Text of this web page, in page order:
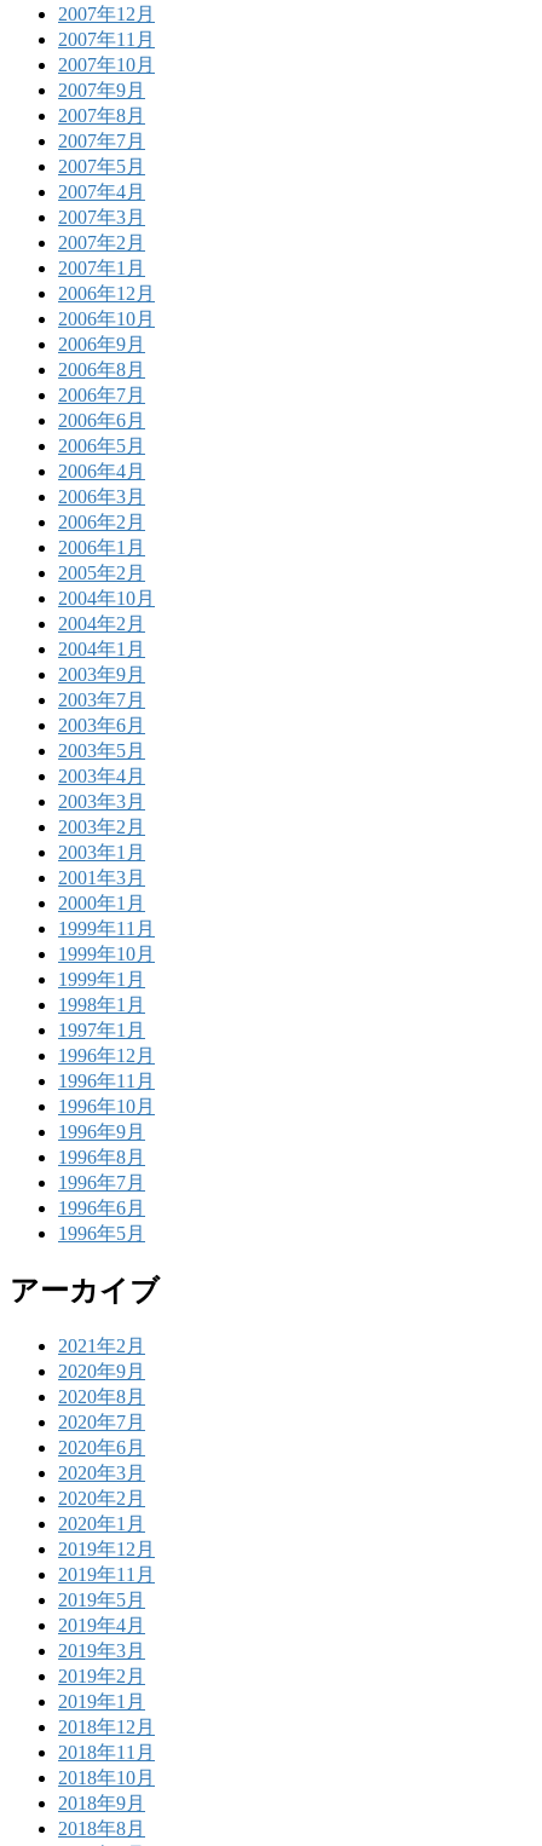
2007年12月
2007年11月
2007年10月
2007年9月
2007年8月
2007年7月
2007年5月
2007年4月
2007年3月
2007年2月
2007年1月
2006年12月
2006年10月
2006年9月
2006年8月
2006年7月
2006年6月
2006年5月
2006年4月
2006年3月
2006年2月
2006年1月
2005年2月
2004年10月
2004年2月
2004年1月
2003年9月
2003年7月
2003年6月
2003年5月
2003年4月
2003年3月
2003年2月
2003年1月
2001年3月
2000年1月
1999年11月
1999年10月
1999年1月
1998年1月
1997年1月
1996年12月
1996年11月
1996年10月
1996年9月
1996年8月
1996年7月
1996年6月
1996年5月
アーカイブ
2021年2月
2020年9月
2020年8月
2020年7月
2020年6月
2020年3月
2020年2月
2020年1月
2019年12月
2019年11月
2019年5月
2019年4月
2019年3月
2019年2月
2019年1月
2018年12月
2018年11月
2018年10月
2018年9月
2018年8月